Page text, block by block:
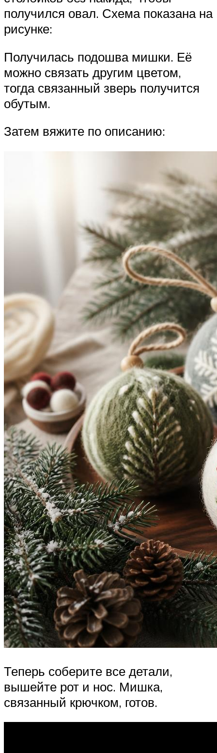
получился овал. Схема показана на
рисунке:
Получилась подошва мишки. Её
можно связать другим цветом,
тогда связанный зверь получится
обутым.
Затем вяжите по описанию:
Теперь соберите все детали,
вышейте рот и нос. Мишка,
связанный крючком, готов.